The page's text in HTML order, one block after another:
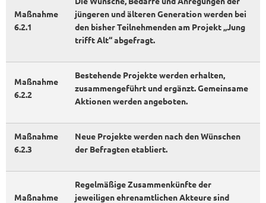
Maßnahme
6.2.1
jüngeren und älteren Generation werden bei
den bisher Teilnehmenden am Projekt „Jung
trifft Alt“ abgefragt.
Maßnahme
6.2.2
Bestehende Projekte werden erhalten,
zusammengeführt und ergänzt. Gemeinsame
Aktionen werden angeboten.
Maßnahme
6.2.3
Neue Projekte werden nach den Wünschen
der Befragten etabliert.
Maßnahme
Regelmäßige Zusammenkünfte der
jeweiligen ehrenamtlichen Akteure sind